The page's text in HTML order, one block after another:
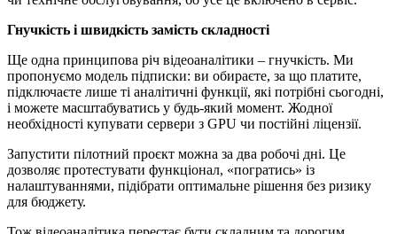
Гнучкість і швидкість замість складності
Ще одна принципова річ відеоаналітики – гнучкість. Ми
пропонуємо модель підписки: ви обираєте, за що платите,
підключаєте лише ті аналітичні функції, які потрібні сьогодні,
і можете масштабуватись у будь-який момент. Жодної
необхідності купувати сервери з GPU чи постійні ліцензії.
Запустити пілотний проєкт можна за два робочі дні. Це
дозволяє протестувати функціонал, «погратись» із
налаштуваннями, підібрати оптимальне рішення без ризику
для бюджету.